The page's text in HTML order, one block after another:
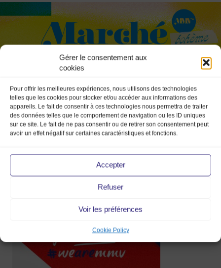
Gérer le consentement aux
cookies
Pour offrir les meilleures expériences, nous utilisons des technologies
telles que les cookies pour stocker et/ou accéder aux informations des
appareils. Le fait de consentir à ces technologies nous permettra de traiter
des données telles que le comportement de navigation ou les ID uniques
sur ce site. Le fait de ne pas consentir ou de retirer son consentement peut
avoir un effet négatif sur certaines caractéristiques et fonctions.
Accepter
Refuser
Voir les préférences
Cookie Policy
site_visuel5_19mmv_marketprod